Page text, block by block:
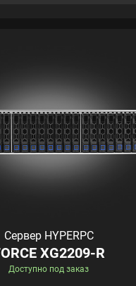
Сервер HYPERPC
XG2209-R
Доступно под заказ